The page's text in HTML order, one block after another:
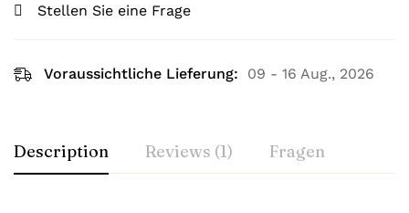
Stellen Sie eine Frage
Voraussichtliche Lieferung: 09 - 16 Aug., 2026
Description Reviews (1) Fragen